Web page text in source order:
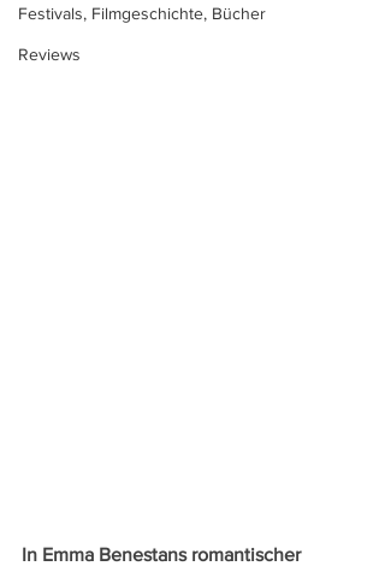
Festivals, Filmgeschichte, Bücher
Reviews
In Emma Benestans romantischer